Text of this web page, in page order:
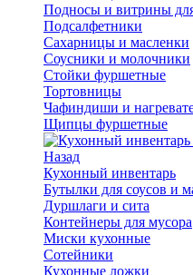
Подносы и витрины
Подсалфетники
Сахарницы и масленки
Соусники и молочники
Стойки фуршетные
Тортовницы
Чафиндиши и
Щипцы фуршетные
Назад
Кухонный инвентарь
Бутылки для соусов и
Дуршлаги и сита
Контейнеры для мусора
Миски кухонные
Сотейники
Кухонные ложки